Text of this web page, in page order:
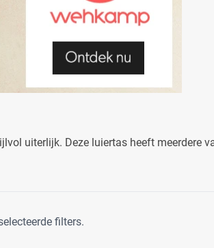
uiterlijk. Deze luiertas heeft meerdere
filters.